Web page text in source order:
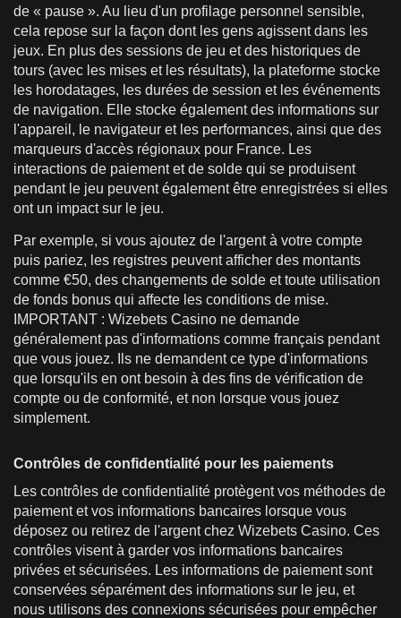
de « pause ». Au lieu d'un profilage personnel sensible,
cela repose sur la façon dont les gens agissent dans les
jeux. En plus des sessions de jeu et des historiques de
tours (avec les mises et les résultats), la plateforme stocke
les horodatages, les durées de session et les événements
de navigation. Elle stocke également des informations sur
l'appareil, le navigateur et les performances, ainsi que des
marqueurs d'accès régionaux pour France. Les
interactions de paiement et de solde qui se produisent
pendant le jeu peuvent également être enregistrées si elles
ont un impact sur le jeu.
Par exemple, si vous ajoutez de l'argent à votre compte
puis pariez, les registres peuvent afficher des montants
comme €50, des changements de solde et toute utilisation
de fonds bonus qui affecte les conditions de mise.
IMPORTANT : Wizebets Casino ne demande
généralement pas d'informations comme français pendant
que vous jouez. Ils ne demandent ce type d'informations
que lorsqu'ils en ont besoin à des fins de vérification de
compte ou de conformité, et non lorsque vous jouez
simplement.
Contrôles de confidentialité pour les paiements
Les contrôles de confidentialité protègent vos méthodes de
paiement et vos informations bancaires lorsque vous
déposez ou retirez de l'argent chez Wizebets Casino. Ces
contrôles visent à garder vos informations bancaires
privées et sécurisées. Les informations de paiement sont
conservées séparément des informations sur le jeu, et
nous utilisons des connexions sécurisées pour empêcher